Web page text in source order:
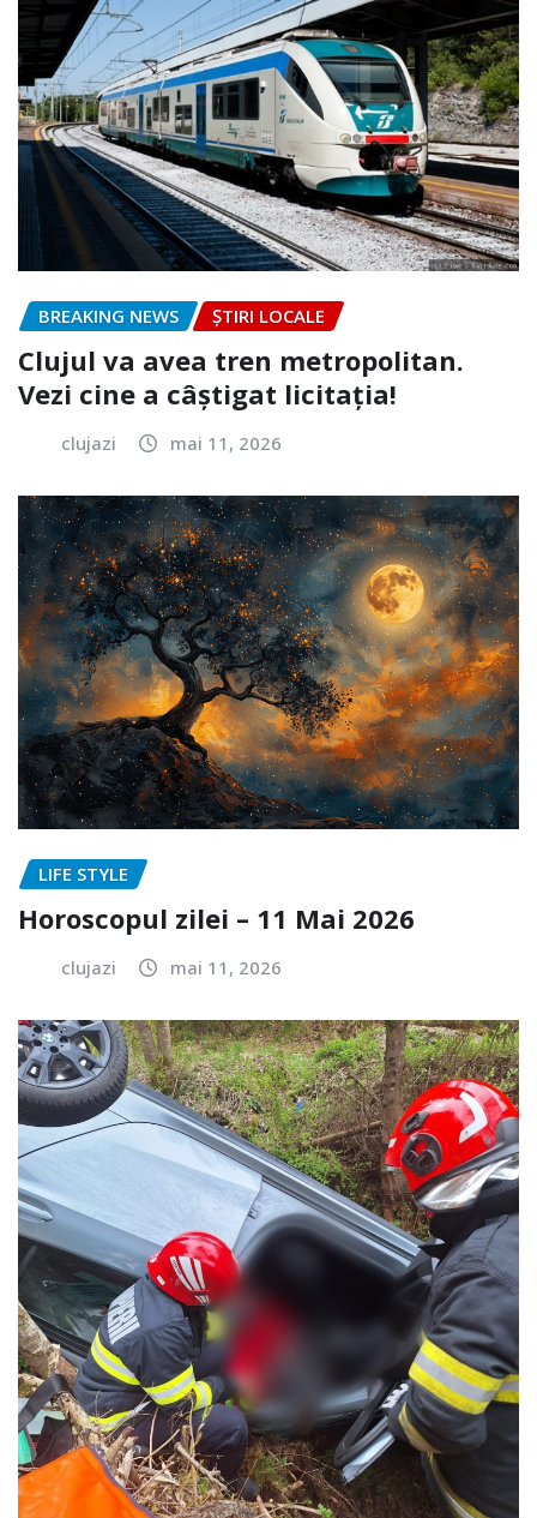
BREAKING NEWS ȘTIRI LOCALE
Clujul va avea tren metropolitan.
Vezi cine a câștigat licitația!
clujazi mai 11, 2026
LIFE STYLE
Horoscopul zilei – 11 Mai 2026
clujazi mai 11, 2026